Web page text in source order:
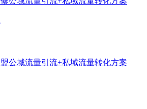
公域流量引流+私域流量转化方案